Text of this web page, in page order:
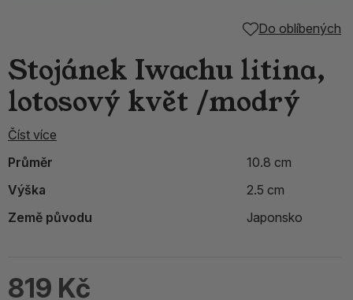
Do oblíbených
Stojánek Iwachu litina,
lotosový květ /modrý
Číst více
Průměr
10.8 cm
Výška
2.5 cm
Země původu
Japonsko
819 Kč